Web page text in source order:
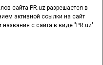
сайта PR.uz разрешается в
активной ссылки на сайт
с сайта в виде "PR.uz"